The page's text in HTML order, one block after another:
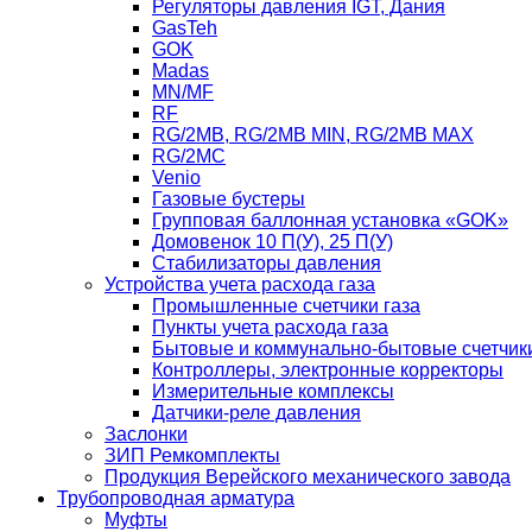
Регуляторы давления IGT, Дания
GasTeh
GOK
Madas
MN/MF
RF
RG/2MB, RG/2MB MIN, RG/2MB MAX
RG/2MC
Venio
Газовые бустеры
Групповая баллонная установка «GOK»
Домовенок 10 П(У), 25 П(У)
Стабилизаторы давления
Устройства учета расхода газа
Промышленные счетчики газа
Пункты учета расхода газа
Бытовые и коммунально-бытовые
Контроллеры, электронные корректоры
Измерительные комплексы
Датчики-реле давления
Заслонки
ЗИП Ремкомплекты
Продукция Верейского механического завода
Трубопроводная арматура
Муфты